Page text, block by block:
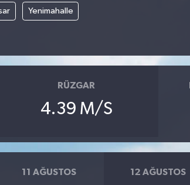
Yenimahalle
RÜZGAR
4.39 M/S
11 AĞUSTOS 12 AĞUSTOS